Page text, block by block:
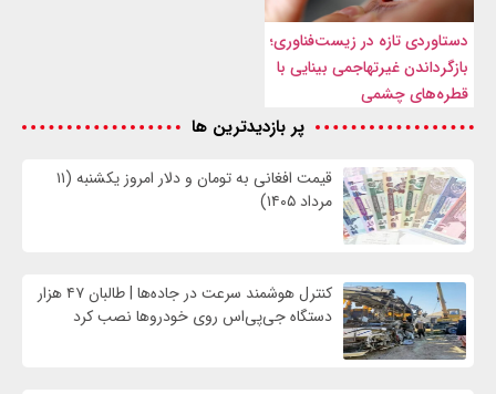
دستاوردی تازه در زیست‌فناوری؛
بازگرداندن غیرتهاجمی بینایی با
قطره‌های چشمی
پر بازدیدترین ها
قیمت افغانی به تومان و دلار امروز یکشنبه (۱۱
مرداد ۱۴۰۵)
کنترل هوشمند سرعت در جاده‌ها | طالبان ۴۷ هزار
دستگاه جی‌پی‌اس روی خودروها نصب کرد